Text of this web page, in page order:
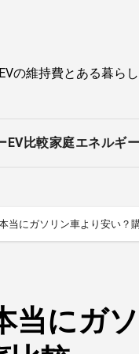
の維持費とある暮らし
EV比較家庭エネルギー
当にガソリン車より安い？
当にガ